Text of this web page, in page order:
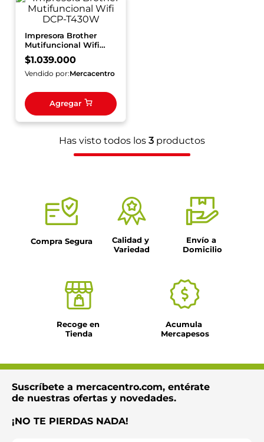
Impresora Brother
Mutifuncional Wifi
DCP-T430W
$1.039.000
Vendido por:Mercacentro
Agregar
Has visto todos los 3 productos
Compra Segura
Calidad y
Variedad
Envío a
Domicilio
Recoge en
Tienda
Acumula
Mercapesos
Suscríbete a mercacentro.com, entérate
de nuestras ofertas y novedades.
¡NO TE PIERDAS NADA!